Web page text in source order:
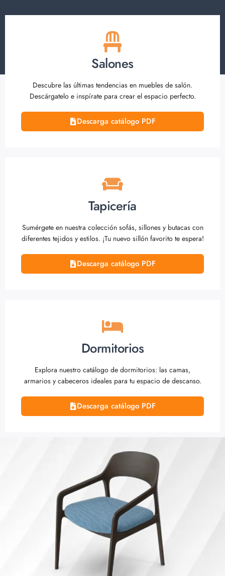
Salones
Descubre las últimas tendencias en muebles de salón.
Descárgatelo e inspírate para crear el espacio perfecto.
Descarga catálogo PDF
Tapicería
Sumérgete en nuestra colección sofás, sillones y butacas con
diferentes tejidos y estilos. ¡Tu nuevo sillón favorito te espera!
Descarga catálogo PDF
Dormitorios
Explora nuestro catálogo de dormitorios: las camas,
armarios y cabeceros ideales para tu espacio de descanso.
Descarga catálogo PDF